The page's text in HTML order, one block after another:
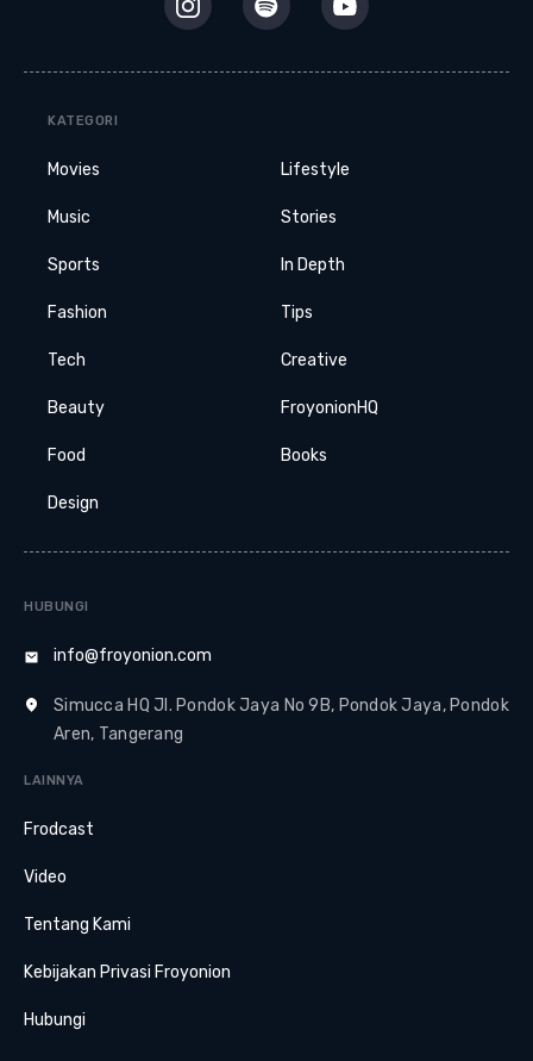
KATEGORI
Movies
Music
Sports
Fashion
Tech
Beauty
Food
Design
Lifestyle
Stories
In Depth
Tips
Creative
FroyonionHQ
Books
HUBUNGI
info@froyonion.com
Simucca HQ Jl. Pondok Jaya No 9B, Pondok Jaya, Pondok
Aren, Tangerang
LAINNYA
Frodcast
Video
Tentang Kami
Kebijakan Privasi Froyonion
Hubungi